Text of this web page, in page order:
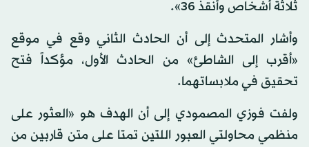
ثلاثة أشخاص وأُنقذ 36».
وأشار المتحدث إلى أن الحادث الثاني وقع في موقع
«أقرب إلى الشاطئ» من الحادث الأول، مؤكداً فتح
تحقيق في ملابساتهما.
ولفت فوزي المصمودي إلى أن الهدف هو «العثور على
منظمي محاولتي العبور اللتين تمتا على متن قاربين من